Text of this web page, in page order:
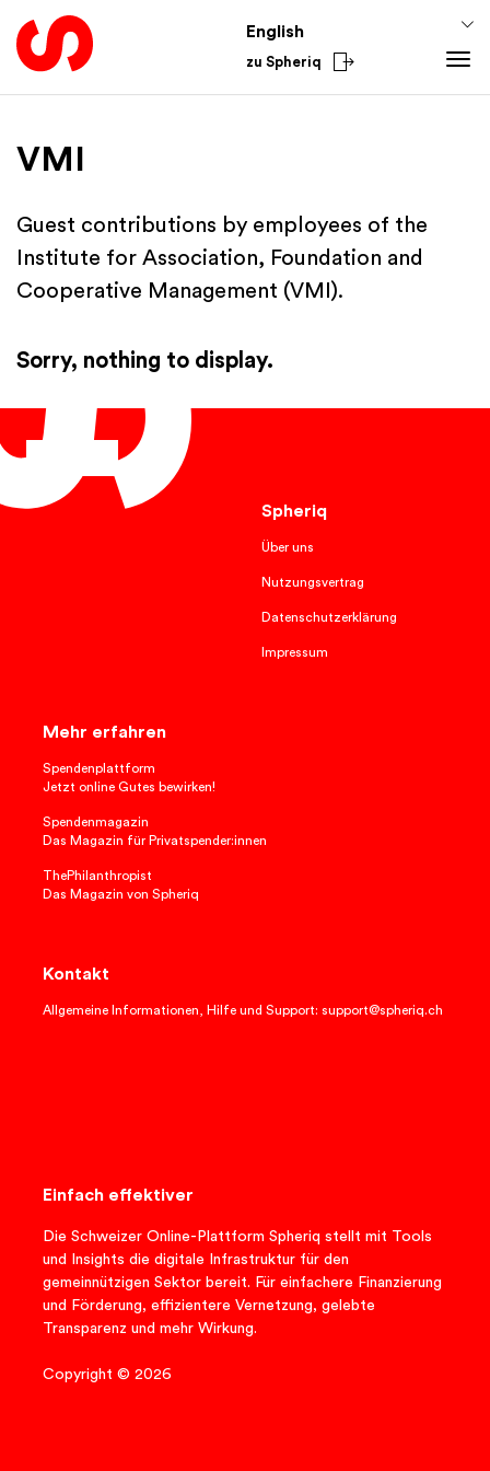
English
zu Spheriq
Spheriq
Grant Management
Research
Fundraising Tools
Spheriq AI
Knowledge
Funding Knowledge
Finances
Academy
National
VMI
Guest contributions by employees of the
Institute for Association, Foundation and
Cooperative Management (VMI).
Sorry, nothing to display.
Spheriq
Über uns
Nutzungsvertrag
Datenschutzerklärung
Impressum
Mehr erfahren
Spendenplattform
Jetzt online Gutes bewirken!
Spendenmagazin
Das Magazin für Privatspender:innen
ThePhilanthropist
Das Magazin von Spheriq
Kontakt
Allgemeine Informationen, Hilfe und Support: support@spheriq.ch
Einfach effektiver
Die Schweizer Online-Plattform Spheriq stellt mit Tools
und Insights die digitale Infrastruktur für den
gemeinnützigen Sektor bereit. Für einfachere Finanzierung
und Förderung, effizientere Vernetzung, gelebte
Transparenz und mehr Wirkung.
Copyright © 2026